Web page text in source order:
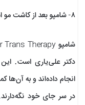
۸- شامپو بعد از کاشت مو استم سل
دکتر علی‌یاری است.
انجام داده‌اند و به